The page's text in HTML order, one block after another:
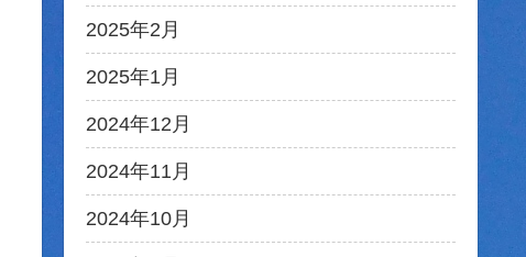
2025年2月
2025年1月
2024年12月
2024年11月
2024年10月